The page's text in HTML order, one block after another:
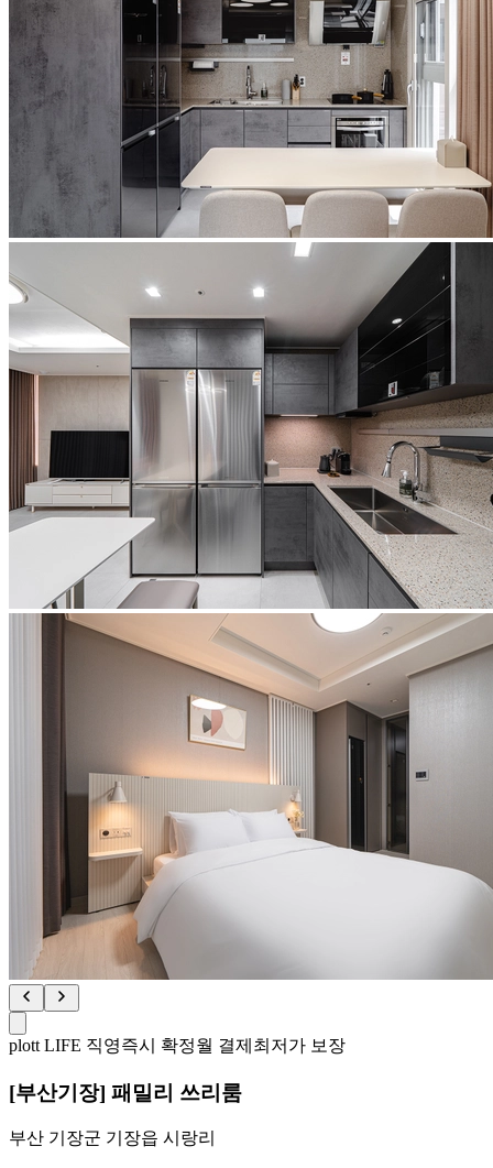
plott LIFE 직영즉시 확정월 결제 최저가 보장
[부산기장] 패밀리 쓰리룸
부산 기장군 기장읍 시랑리